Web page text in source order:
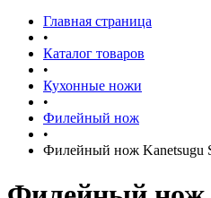
Главная страница
•
Каталог товаров
•
Кухонные ножи
•
Филейный нож
•
Филейный нож Kanetsugu